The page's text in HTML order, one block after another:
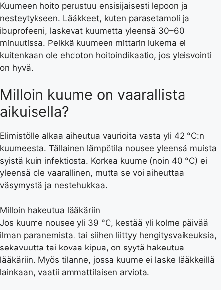
Kuumeen hoito perustuu ensisijaisesti lepoon ja
nesteytykseen. Lääkkeet, kuten parasetamoli ja
ibuprofeeni, laskevat kuumetta yleensä 30–60
minuutissa. Pelkkä kuumeen mittarin lukema ei
kuitenkaan ole ehdoton hoitoindikaatio, jos yleisvointi
on hyvä.
Milloin kuume on vaarallista
aikuisella?
Elimistölle alkaa aiheutua vaurioita vasta yli 42 °C:n
kuumeesta. Tällainen lämpötila nousee yleensä muista
syistä kuin infektiosta. Korkea kuume (noin 40 °C) ei
yleensä ole vaarallinen, mutta se voi aiheuttaa
väsymystä ja nestehukkaa.
Milloin hakeutua lääkäriin
Jos kuume nousee yli 39 °C, kestää yli kolme päivää
ilman paranemista, tai siihen liittyy hengitysvaikeuksia,
sekavuutta tai kovaa kipua, on syytä hakeutua
lääkäriin. Myös tilanne, jossa kuume ei laske lääkkeillä
lainkaan, vaatii ammattilaisen arviota.